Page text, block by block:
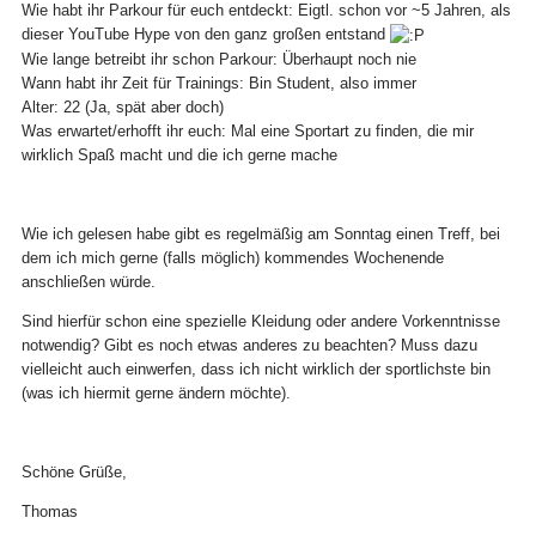
Wie habt ihr Parkour für euch entdeckt: Eigtl. schon vor ~5 Jahren, als
dieser YouTube Hype von den ganz großen entstand
Wie lange betreibt ihr schon Parkour: Überhaupt noch nie
Wann habt ihr Zeit für Trainings: Bin Student, also immer
Alter: 22 (Ja, spät aber doch)
Was erwartet/erhofft ihr euch: Mal eine Sportart zu finden, die mir
wirklich Spaß macht und die ich gerne mache
Wie ich gelesen habe gibt es regelmäßig am Sonntag einen Treff, bei
dem ich mich gerne (falls möglich) kommendes Wochenende
anschließen würde.
Sind hierfür schon eine spezielle Kleidung oder andere Vorkenntnisse
notwendig? Gibt es noch etwas anderes zu beachten? Muss dazu
vielleicht auch einwerfen, dass ich nicht wirklich der sportlichste bin
(was ich hiermit gerne ändern möchte).
Schöne Grüße,
Thomas